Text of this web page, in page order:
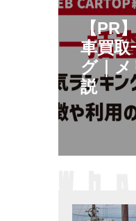
【PR
車買取
グ｜
説